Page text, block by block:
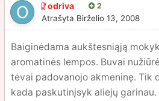
odriva 2
Atrašyta Birželio 13, 2008
Baiginėdama aukštesniąją
aromatinės lempos. Buvai
tėvai padovanojo akmeninę. Tik
kada paskutinįsyk aliejų